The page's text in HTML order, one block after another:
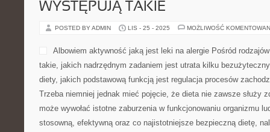
WYSTĘPUJĄ TAKIE
POSTED BY ADMIN LIS - 25 - 2025 MOŻLIWOŚĆ
Albowiem aktywność jaką jest leki na alergie Pośród
takie, jakich nadrzędnym zadaniem jest utrata kilku
diety, jakich podstawową funkcją jest regulacja procesów
Trzeba niemniej jednak mieć pojęcie, że dieta nie zawsze służy
może wywołać istotne zaburzenia w funkcjonowaniu organizmu
stosowną, efektywną oraz co najistotniejsze bezpieczną dietę,